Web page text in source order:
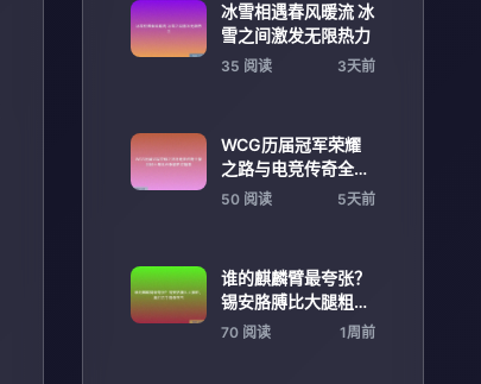
冰雪相遇春风暖流 冰
雪之间激发无限热力
35 阅读 3天前
WCG历届冠军荣耀
之路与电竞传奇全景
回顾十年风云争霸史
50 阅读 5天前
谁的麒麟臂最夸张？
锡安胳膊比大腿粗，
奥尼尔手臂像充气
70 阅读 1周前